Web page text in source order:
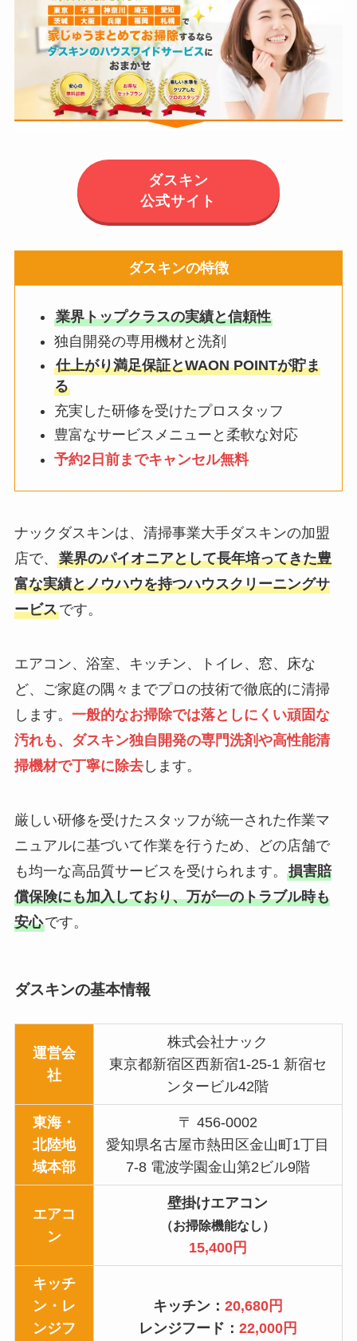
ダスキン
公式サイト
ダスキンの特徴
業界トップクラスの実績と信頼性
独自開発の専用機材と洗剤
仕上がり満足保証とWAON POINTが貯ま
る
充実した研修を受けたプロスタッフ
豊富なサービスメニューと柔軟な対応
予約2日前までキャンセル無料
ナックダスキンは、清掃事業大手ダスキンの加盟
店で、 業界のパイオニアとして長年培ってきた豊
富な実績とノウハウを持つハウスクリーニングサ
ービスです。
エアコン、浴室、キッチン、トイレ、窓、床な
ど、ご家庭の隅々までプロの技術で徹底的に清掃
します。 一般的なお掃除では落としにくい頑固な
汚れも、ダスキン独自開発の専門洗剤や高性能清
掃機材で丁寧に除去します。
厳しい研修を受けたスタッフが統一された作業マ
ニュアルに基づいて作業を行うため、どの店舗で
も均一な高品質サービスを受けられます。 損害賠
償保険にも加入しており、万が一のトラブル時も
安心です。
ダスキンの基本情報
運営会
社
株式会社ナック
東京都新宿区西新宿1-25-1 新宿セ
ンタービル42階
東海・
北陸地
域本部
〒 456-0002
愛知県名古屋市熱田区金山町1丁目
7-8 電波学園金山第2ビル9階
エアコ
ン
壁掛けエアコン
（お掃除機能なし）
15,400円
キッチ
ン・レ
ンジフ
キッチン： 20,680円
レンジフード： 22,000円